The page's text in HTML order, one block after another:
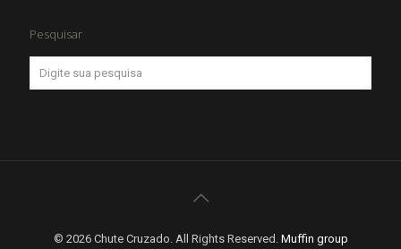
Pesquisar
© 2026 Chute Cruzado. All Rights Reserved. Muffin group